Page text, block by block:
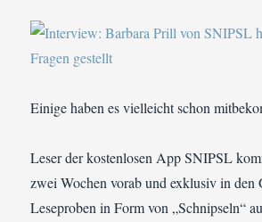
Einige haben es vielleicht schon
Leser der kostenlosen App SNIPSL
zwei Wochen vorab und exklusiv in den
Leseproben in Form von „Schnipseln“